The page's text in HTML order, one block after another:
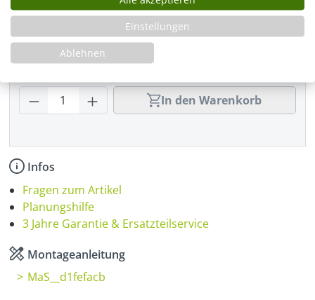
Produkt Anzahl: Gib den gewünschten
In den Warenkorb
Infos
Fragen zum Artikel
Planungshilfe
3 Jahre Garantie & Ersatzteilservice
Montageanleitung
MaS__d1fefacb
Einstellungen
Ablehnen